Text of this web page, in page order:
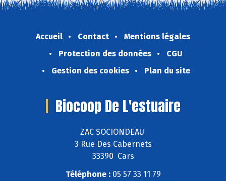
Accueil Contact
Mentions légales
Protection des données
CGU
Gestion des cookies
Plan du site
Biocoop De L'estuaire
ZAC SOCIONDEAU
3 Rue Des Cabernets
33390 Cars
Téléphone :05 57 33 11 79